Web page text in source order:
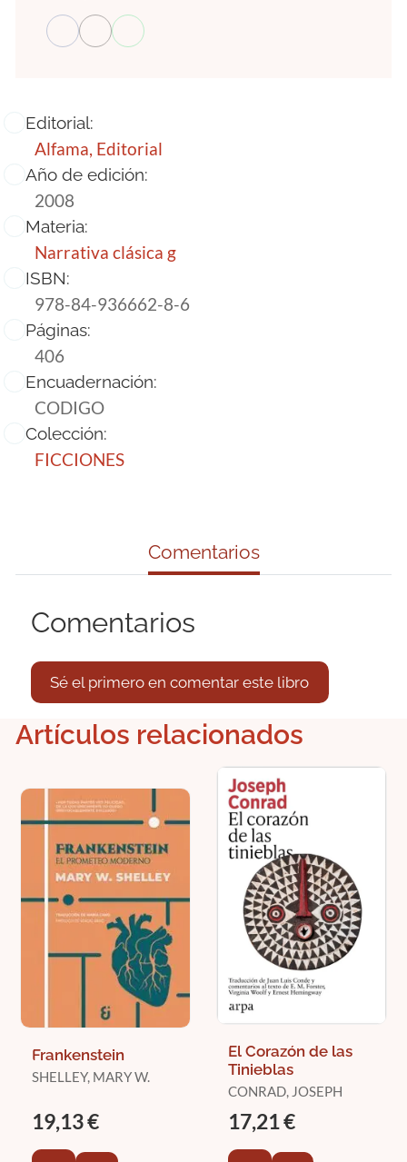
Editorial:
Alfama, Editorial
Año de edición:
2008
Materia:
Narrativa clásica g
ISBN:
978-84-936662-8-6
Páginas:
406
Encuadernación:
CODIGO
Colección:
FICCIONES
Comentarios
Comentarios
Sé el primero en comentar este libro
Artículos relacionados
Frankenstein
SHELLEY, MARY W.
19,13 €
El Corazón de las
Tinieblas
CONRAD, JOSEPH
17,21 €